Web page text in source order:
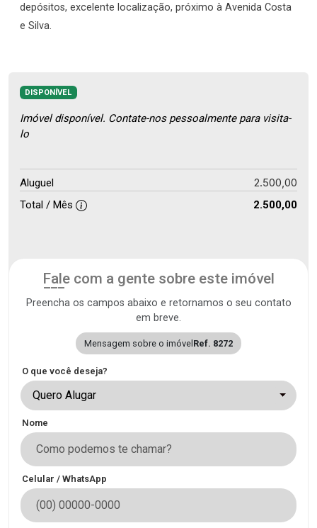
depósitos, excelente localização, próximo à Avenida Costa
e Silva.
DISPONÍVEL
Imóvel disponível. Contate-nos pessoalmente para visita-
lo
Aluguel 2.500,00
Total / Mês 2.500,00
Fale com a gente sobre este imóvel
Preencha os campos abaixo e retornamos o seu contato
em breve.
Mensagem sobre o imóvelRef. 8272
O que você deseja?
Quero Alugar
Nome
Celular / WhatsApp